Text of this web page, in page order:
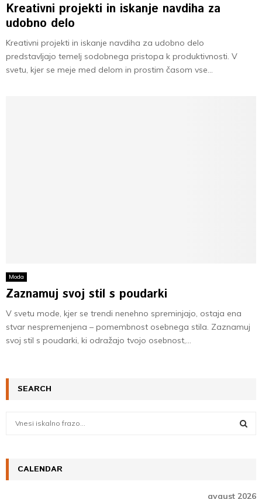
Kreativni projekti in iskanje navdiha za
udobno delo
Kreativni projekti in iskanje navdiha za udobno delo
predstavljajo temelj sodobnega pristopa k produktivnosti. V
svetu, kjer se meje med delom in prostim časom vse...
Moda
Zaznamuj svoj stil s poudarki
V svetu mode, kjer se trendi nenehno spreminjajo, ostaja ena
stvar nespremenjena – pomembnost osebnega stila. Zaznamuj
svoj stil s poudarki, ki odražajo tvojo osebnost,...
SEARCH
h
A
CALENDAR
avgust 2026